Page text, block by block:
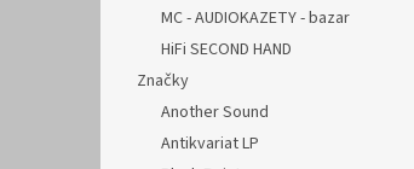
MC - AUDIOKAZETY - bazar
HiFi SECOND HAND
Značky
Another Sound
Antikvariat LP